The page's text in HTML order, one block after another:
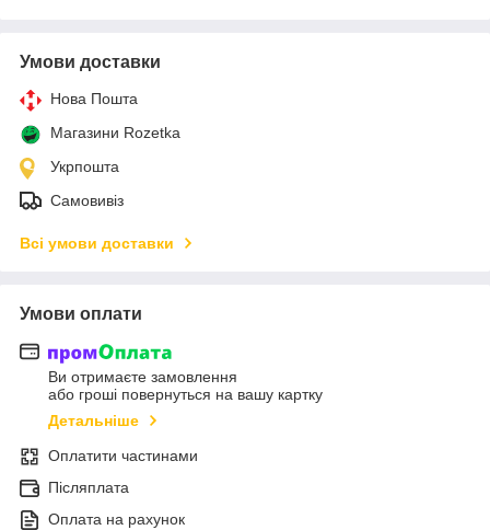
Умови доставки
Нова Пошта
Магазини Rozetka
Укрпошта
Самовивіз
Всі умови доставки
Умови оплати
Ви отримаєте замовлення
або гроші повернуться на вашу картку
Детальніше
Оплатити частинами
Післяплата
Оплата на рахунок